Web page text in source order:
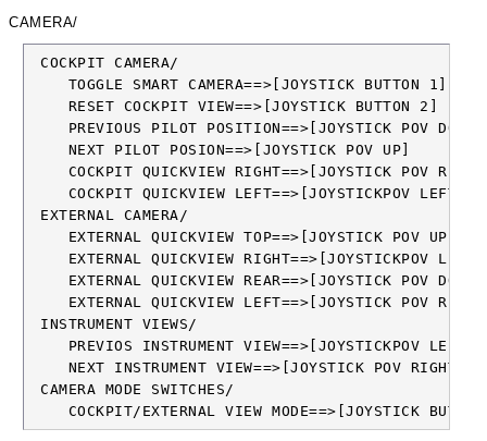
CAMERA/
COCKPIT CAMERA/
    TOGGLE SMART CAMERA==>[JOYSTICK BUTTON 1]
    RESET COCKPIT VIEW==>[JOYSTICK BUTTON 2]
    PREVIOUS PILOT POSITION==>[JOYSTICK POV DOWN]
    NEXT PILOT POSION==>[JOYSTICK POV UP]
COCKPIT QUICKVIEW RIGHT==>[JOYSTICK POV
COCKPIT QUICKVIEW LEFT==>[JOYSTICKPOV LEFT]    ※
EXTERNAL CAMERA/
    EXTERNAL QUICKVIEW TOP==>[JOYSTICK POV UP]
    EXTERNAL QUICKVIEW RIGHT==>[JOYSTICKPOV LEFT]
    EXTERNAL QUICKVIEW REAR==>[JOYSTICK POV DOWN]
EXTERNAL QUICKVIEW LEFT==>[JOYSTICK POV
INSTRUMENT VIEWS/
    PREVIOS INSTRUMENT VIEW==>[JOYSTICKPOV LEFT]
    NEXT INSTRUMENT VIEW==>[JOYSTICK POV RIGHT]
CAMERA MODE SWITCHES/
COCKPIT/EXTERNAL VIEW MODE==>[JOYSTICK